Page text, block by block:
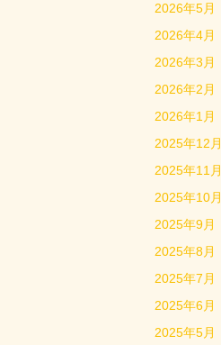
2026年5月
2026年4月
2026年3月
2026年2月
2026年1月
2025年12月
2025年11月
2025年10月
2025年9月
2025年8月
2025年7月
2025年6月
2025年5月